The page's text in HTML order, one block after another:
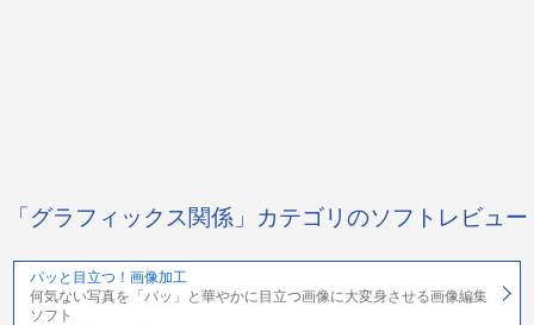
「グラフィックス関係」カテゴリのソフトレビュー
パッと目立つ！画像加工
何気ない写真を「パッ」と華やかに目立つ画像に大変身させる画像編集
ソフト